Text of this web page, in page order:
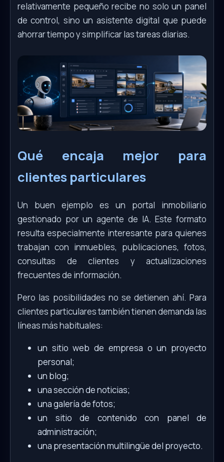
relativamente pequeño recibe no solo un panel
de control, sino un asistente digital que puede
ahorrar tiempo y simplificar las tareas diarias.
Qué encaja mejor para
clientes particulares
Un buen ejemplo es un portal inmobiliario
gestionado por un agente de IA. Este formato
resulta especialmente interesante para quienes
trabajan con inmuebles, publicaciones, fotos,
consultas de clientes y actualizaciones
frecuentes de información.
Pero las posibilidades no se detienen ahí. Para
clientes particulares también tienen demanda las
líneas más habituales:
un sitio web de empresa o un proyecto
personal;
un blog;
una sección de noticias;
una galería de fotos;
un sitio de contenido con panel de
administración;
una presentación multilingüe del proyecto.